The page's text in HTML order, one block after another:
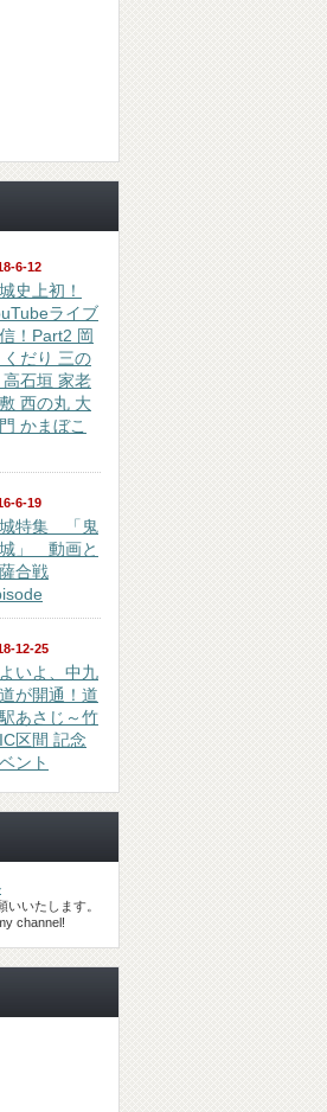
6-12
史上初！
ライブ
！Part2 岡
くだり 三の
高石垣 家老
西の丸 大
かまぼこ
6-19
特集 「鬼
」 動画と
合戦
12-25
いよ、中九
が開通！道
あさじ～竹
区間 記念
ント
いいたします。
channel!